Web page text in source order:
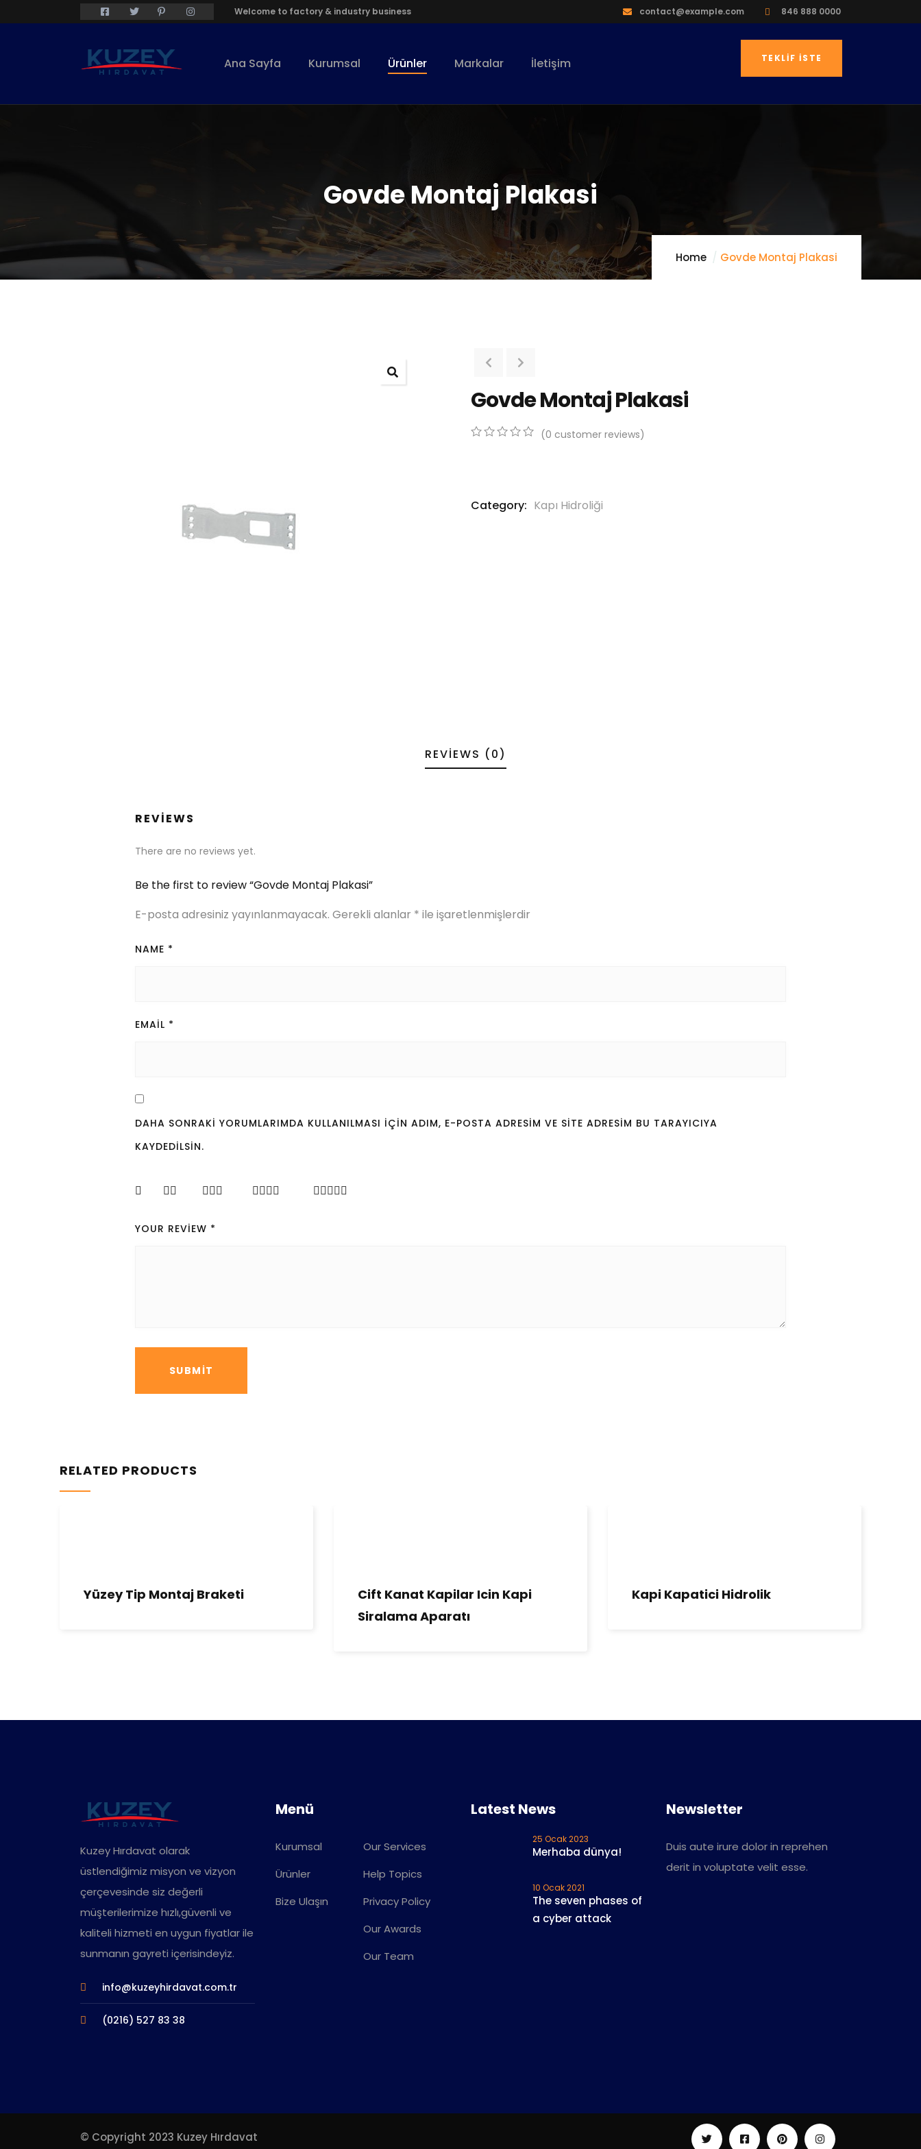
Welcome to factory & industry business contact@example.com 846 888 0000
Ana Sayfa Kurumsal Ürünler Markalar İletişim TEKLIF İSTE
Govde Montaj Plakasi
Home Govde Montaj Plakasi
Govde Montaj Plakasi
customer
(0 customer reviews)
Category: Kapı Hidroliği
REVIEWS (0)
REVIEWS
There are no reviews yet.
Be the first to review “Govde Montaj Plakasi”
E-posta adresiniz yayınlanmayacak. Gerekli alanlar * ile işaretlenmişlerdir
NAME *
EMAIL *
DAHA SONRAKI YORUMLARIMDA KULLANILMASI IÇIN ADIM, E-POSTA ADRESIM VE SITE ADRESIM BU TARAYICIYA
KAYDEDILSIN.
YOUR REVIEW *
RELATED PRODUCTS
Yüzey Tip Montaj Braketi
Cift Kanat Kapilar Icin Kapi
Siralama Aparatı
Kapi Kapatici Hidrolik
Kuzey Hırdavat olarak
üstlendiğimiz misyon ve vizyon
çerçevesinde siz değerli
müşterilerimize hızlı,güvenli ve
kaliteli hizmeti en uygun fiyatlar ile
sunmanın gayreti içerisindeyiz.
info@kuzeyhirdavat.com.tr
(0216) 527 83 38
Menü
Kurumsal
Ürünler
Bize Ulaşın
Our Services
Help Topics
Privacy Policy
Our Awards
Our Team
Latest News
25 Ocak 2023
Merhaba dünya!
10 Ocak 2021
The seven phases of
a cyber attack
Newsletter
Duis aute irure dolor in reprehen
derit in voluptate velit esse.
© Copyright 2023 Kuzey Hırdavat